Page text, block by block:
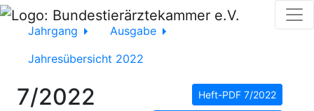
Jahrgang
Ausgabe
Jahresübersicht 2022
7/2022 Heft-PDF 7/2022